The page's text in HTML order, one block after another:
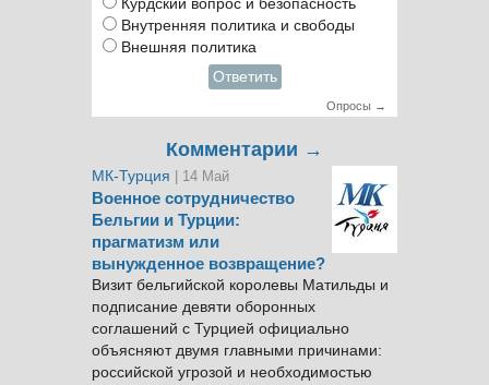
Курдский вопрос и безопасность
Внутренняя политика и свободы
Внешняя политика
Ответить
Опросы →
Комментарии →
МК-Турция | 14 Май
Военное сотрудничество
Бельгии и Турции:
прагматизм или
вынужденное возвращение?
Визит бельгийской королевы Матильды и
подписание девяти оборонных
соглашений с Турцией официально
объясняют двумя главными причинами:
российской угрозой и необходимостью